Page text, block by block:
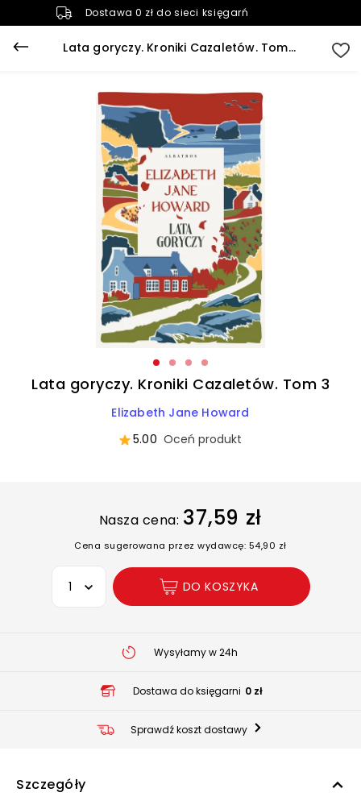
Dostawa 0 zł do sieci księgarń
Lata goryczy. Kroniki Cazaletów. Tom 3
Lata goryczy. Kroniki Cazaletów. Tom 3
Elizabeth Jane Howard
5.00 Oceń produkt
Nasza cena: 37,59 zł
Cena sugerowana przez wydawcę: 54,90 zł
Wybierz opcję
DO KOSZYKA
Wysyłamy w 24h
Dostawa do księgarni 0 zł
Sprawdź koszt dostawy
Szczegóły